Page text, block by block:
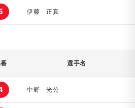
伊藤 正真
選手名
中野 光公